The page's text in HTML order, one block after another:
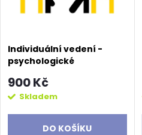
s
p
r
Individuální vedení -
psychologické
900 Kč
Skladem
DO KOŠÍKU